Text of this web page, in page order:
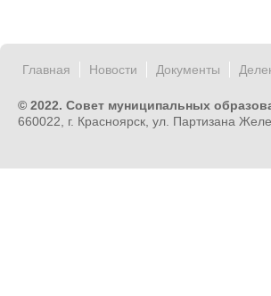
Главная Новости Документы
© 2022. Совет муниципальных
660022, г. Красноярск, ул. Партизана